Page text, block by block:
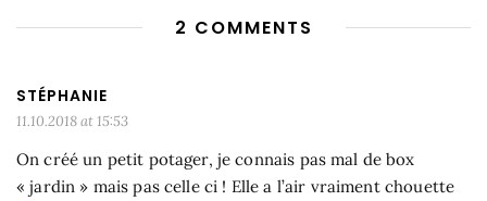
2 COMMENTS
STÉPHANIE
11.10.2018 at 15:53
On créé un petit potager, je connais pas mal de box
« jardin » mais pas celle ci ! Elle a l’air vraiment chouette